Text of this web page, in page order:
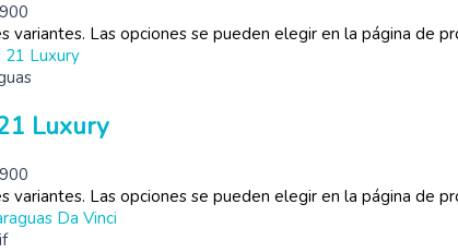
variantes. Las opciones se pueden elegir en la página de
Luxury
variantes. Las opciones se pueden elegir en la página de